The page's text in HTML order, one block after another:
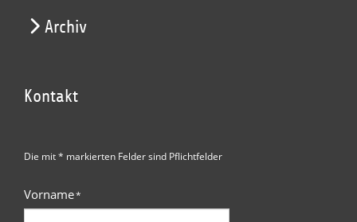
Archiv
Kontakt
Die mit * markierten Felder sind Pflichtfelder
Vorname*